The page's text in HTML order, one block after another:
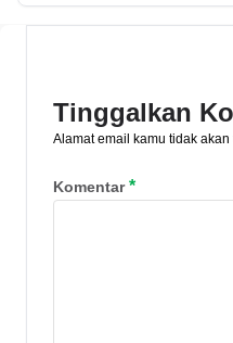
ini. Namun
Tinggalkan
Alamat email kamu tidak
Komentar*